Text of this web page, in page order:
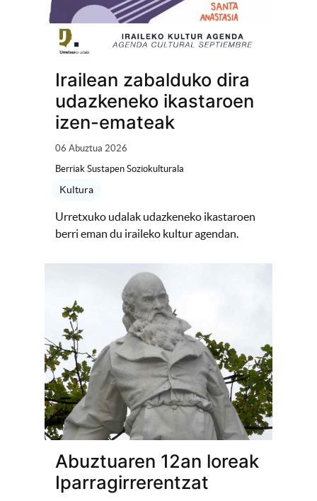
Irailean zabalduko dira
udazkeneko ikastaroen
izen-emateak
06 Abuztua 2026
Berriak Sustapen Soziokulturala
Kultura
Urretxuko udalak udazkeneko ikastaroen
berri eman du iraileko kultur agendan.
Abuztuaren 12an loreak
Iparragirrerentzat